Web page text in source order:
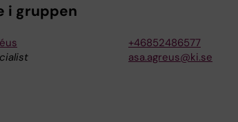
i gruppen
+46852486577
asa.agreus@ki.se